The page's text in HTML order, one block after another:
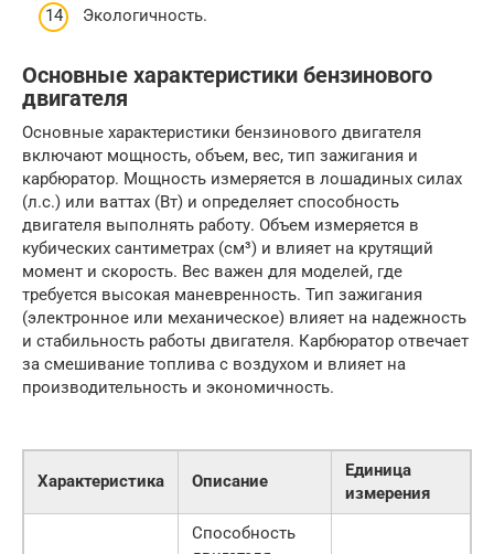
Экологичность.
Основные характеристики бензинового
двигателя
Основные характеристики бензинового двигателя
включают мощность, объем, вес, тип зажигания и
карбюратор. Мощность измеряется в лошадиных силах
(л.с.) или ваттах (Вт) и определяет способность
двигателя выполнять работу. Объем измеряется в
кубических сантиметрах (см³) и влияет на крутящий
момент и скорость. Вес важен для моделей, где
требуется высокая маневренность. Тип зажигания
(электронное или механическое) влияет на надежность
и стабильность работы двигателя. Карбюратор отвечает
за смешивание топлива с воздухом и влияет на
производительность и экономичность.
Характеристика Описание
Единица
измерения
Способность